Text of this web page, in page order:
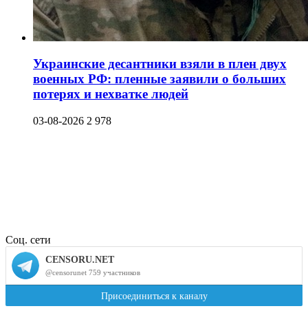
Украинские десантники взяли в плен двух
военных РФ: пленные заявили о больших
потерях и нехватке людей
03-08-2026 2 978
Соц. сети